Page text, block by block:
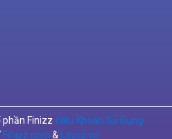
phần Finizz Điều Khoản Sử Dụng
Finizz.com & Layso.vn